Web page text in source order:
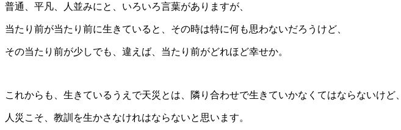
普通、平凡、人並みにと、いろいろ言葉がありますが、
当たり前が当たり前に生きていると、その時は特に何も思わないだろうけど、
その当たり前が少しでも、違えば、当たり前がどれほど幸せか。
これからも、生きているうえで天災とは、隣り合わせで生きていかなくてはならないけど、
人災こそ、教訓を生かさなけれはならないと思います。